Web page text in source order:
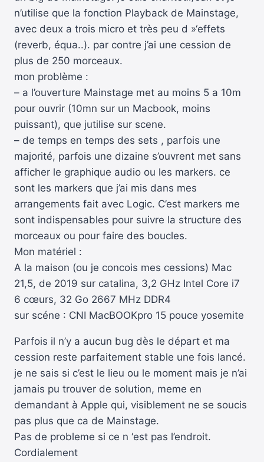
n’utilise que la fonction Playback de Mainstage,
avec deux a trois micro et très peu d »‘effets
(reverb, équa..). par contre j’ai une cession de
plus de 250 morceaux.
mon problème :
– a l’ouverture Mainstage met au moins 5 a 10m
pour ouvrir (10mn sur un Macbook, moins
puissant), que jutilise sur scene.
– de temps en temps des sets , parfois une
majorité, parfois une dizaine s’ouvrent met sans
afficher le graphique audio ou les markers. ce
sont les markers que j’ai mis dans mes
arrangements fait avec Logic. C’est markers me
sont indispensables pour suivre la structure des
morceaux ou pour faire des boucles.
Mon matériel :
A la maison (ou je concois mes cessions) Mac
21,5, de 2019 sur catalina, 3,2 GHz Intel Core i7
6 cœurs, 32 Go 2667 MHz DDR4
sur scéne : CNI MacBOOKpro 15 pouce yosemite
Parfois il n’y a aucun bug dès le départ et ma
cession reste parfaitement stable une fois lancé.
je ne sais si c’est le lieu ou le moment mais je n’ai
jamais pu trouver de solution, meme en
demandant à Apple qui, visiblement ne se soucis
pas plus que ca de Mainstage.
Pas de probleme si ce n ‘est pas l’endroit.
Cordialement